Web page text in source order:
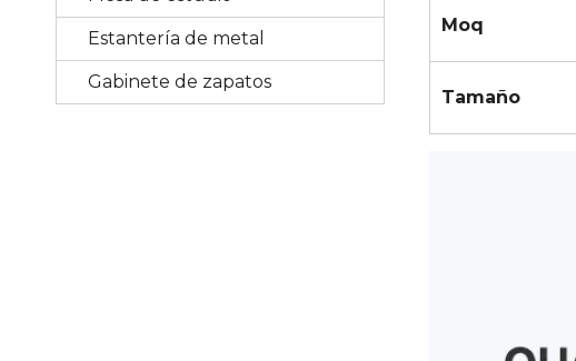
Estantería de metal
Gabinete de zapatos
Moq
Tamaño